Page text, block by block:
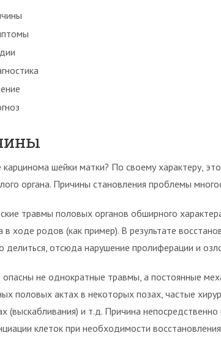
шейки матки? По своему характеру,
органа. Причины становления проблемы
травмы половых органов обширного
в ходе родов (как пример). В результате
делиться, отсюда нарушение пролиферации и
не однократные травмы, а постоянные
половых актах в некоторых позах, частые
(выскабливания) и т.д. Причина
клеток при необходимости